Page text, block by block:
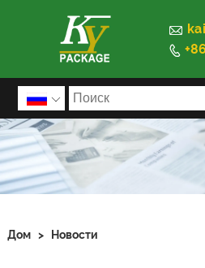



Дом > Новости